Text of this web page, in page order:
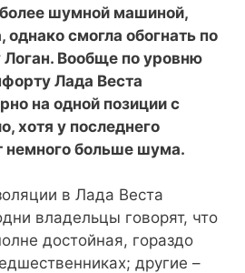
более шумной машиной,
смогла обогнать по
Вообще по уровню
Лада Веста
на одной позиции с
хотя у последнего
немного больше шума.
в Лада Веста
владельцы говорят, что
достойная, гораздо
другие –